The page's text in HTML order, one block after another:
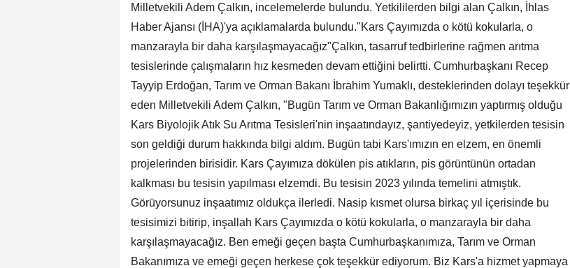
Milletvekili Adem Çalkın, incelemelerde bulundu. Yetkililerden bilgi alan Çalkın, İhlas
Haber Ajansı (İHA)'ya açıklamalarda bulundu."Kars Çayımızda o kötü kokularla, o
manzarayla bir daha karşılaşmayacağız"Çalkın, tasarruf tedbirlerine rağmen arıtma
tesislerinde çalışmaların hız kesmeden devam ettiğini belirtti. Cumhurbaşkanı Recep
Tayyip Erdoğan, Tarım ve Orman Bakanı İbrahim Yumaklı, desteklerinden dolayı teşekkür
eden Milletvekili Adem Çalkın, "Bugün Tarım ve Orman Bakanlığımızın yaptırmış olduğu
Kars Biyolojik Atık Su Arıtma Tesisleri'nin inşaatındayız, şantiyedeyiz, yetkilerden tesisin
son geldiği durum hakkında bilgi aldım. Bugün tabi Kars'ımızın en elzem, en önemli
projelerinden birisidir. Kars Çayımıza dökülen pis atıkların, pis görüntünün ortadan
kalkması bu tesisin yapılması elzemdi. Bu tesisin 2023 yılında temelini atmıştık.
Görüyorsunuz inşaatımız oldukça ilerledi. Nasip kısmet olursa birkaç yıl içerisinde bu
tesisimizi bitirip, inşallah Kars Çayımızda o kötü kokularla, o manzarayla bir daha
karşılaşmayacağız. Ben emeği geçen başta Cumhurbaşkanımıza, Tarım ve Orman
Bakanımıza ve emeği geçen herkese çok teşekkür ediyorum. Biz Kars'a hizmet yapmaya